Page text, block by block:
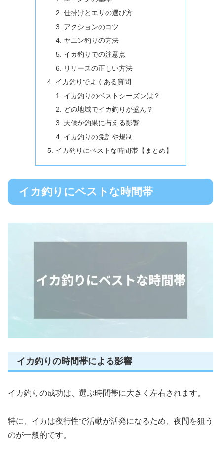
仕掛けとエサの選び方
アクションのコツ
ヤエン釣りの方法
イカ釣りでの注意点
リリースの正しい方法
イカ釣りでよくある質問
イカ釣りのベストシーズンは？
どの地域でイカ釣りが盛ん？
天候が釣果に与える影響
イカ釣りの免許や規制
イカ釣りにベストな時間帯【まとめ】
イカ釣りにベストな時間帯
イカ釣りの時間帯による影響
イカ釣りの成功は、選ぶ時間帯に大きく左右されます。
特に、イカは夜行性で活動が活発になるため、夜間を狙う
のが一般的です。